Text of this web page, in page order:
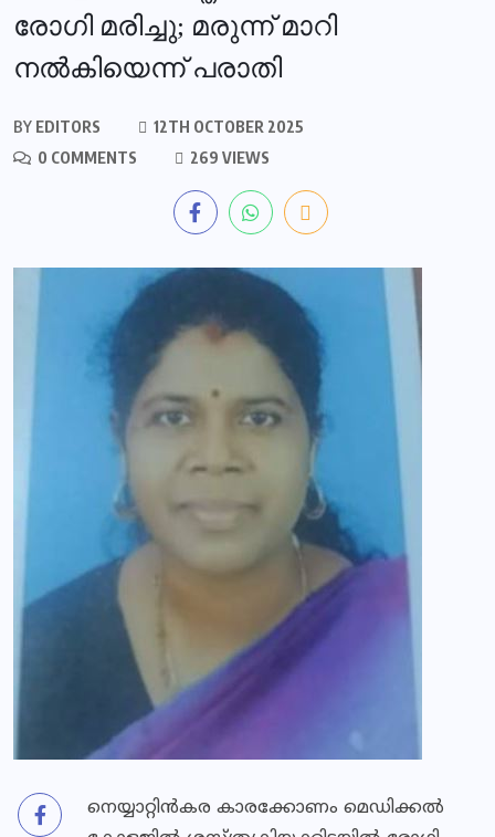
രോഗി മരിച്ചു; മരുന്ന് മാറി
നൽകിയെന്ന് പരാതി
BY EDITORS
12TH OCTOBER 2025
0 COMMENTS
269 VIEWS
നെയ്യാറ്റിൻകര കാരക്കോണം മെഡിക്കൽ